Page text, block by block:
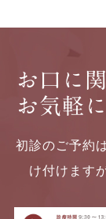
お口に
お気軽
初診のご予約
け付けます